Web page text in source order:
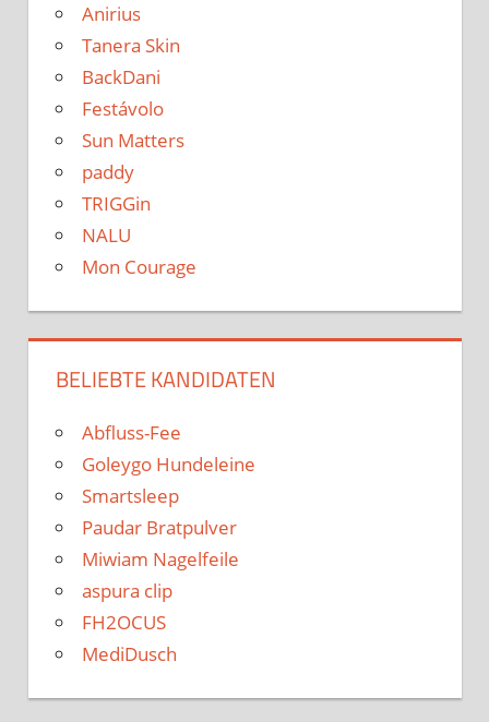
Anirius
Tanera Skin
BackDani
Festávolo
Sun Matters
paddy
TRIGGin
NALU
Mon Courage
BELIEBTE KANDIDATEN
Abfluss-Fee
Goleygo Hundeleine
Smartsleep
Paudar Bratpulver
Miwiam Nagelfeile
aspura clip
FH2OCUS
MediDusch